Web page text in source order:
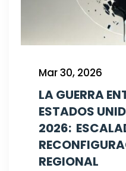
Mar 30, 2026
LA GUERRA
ESTADOS
2026:
REGIONAL